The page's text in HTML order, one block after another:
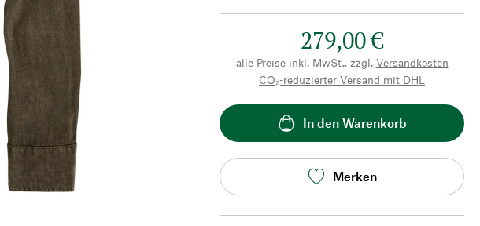
279,00 €
alle Preise inkl. MwSt., zzgl. Versandkosten
CO₂-reduzierter Versand mit DHL
In den Warenkorb
Merken